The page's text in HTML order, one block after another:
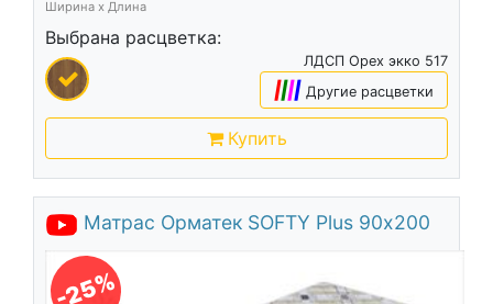
Ширина х Длина
Выбрана расцветка:
ЛДСП Орех экко 517
|||| Другие расцветки
Купить
Матрас Орматек SOFTY Plus 90х200
-25%